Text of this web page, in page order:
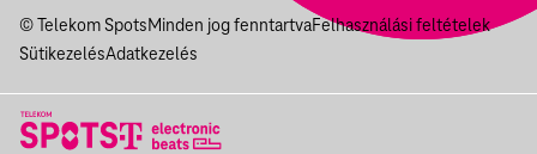
© Telekom SpotsMinden jog fenntartvaFelhasználási feltételek
SütikezelésAdatkezelés